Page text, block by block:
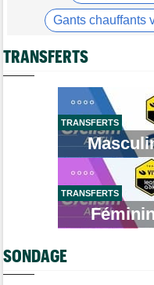
Transfert
Le champion de France
Picnic !
Tour de France Femmes
Transfert
Après Jarno Widar,
Steven Kruijswijk
Tour d'Espagne
Le dernier Grand Tour...
Tour de Pologne
Marco Brenner : "Tudor
Tour de France Femmes
Gants chauffants
Casque
TRANSFERTS
TRANSFERTS
TRANSFERTS
SONDAGE